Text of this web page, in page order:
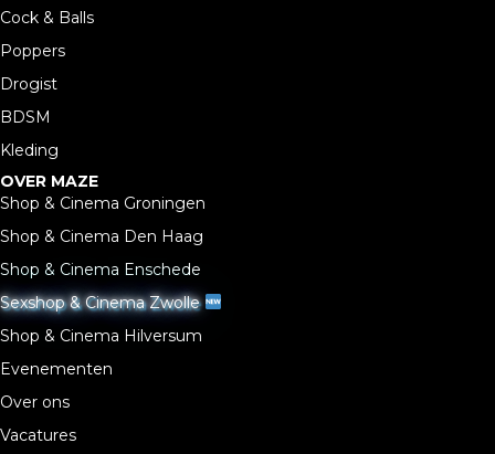
Cock & Balls
Poppers
Drogist
BDSM
Kleding
OVER MAZE
Shop & Cinema Groningen
Shop & Cinema Den Haag
Shop & Cinema Enschede
Sexshop & Cinema Zwolle
Shop & Cinema Hilversum
Evenementen
Over ons
Vacatures